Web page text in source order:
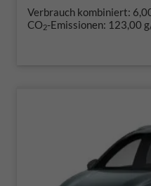
Verbrauch kombiniert:
CO2-Emissionen: 123,00